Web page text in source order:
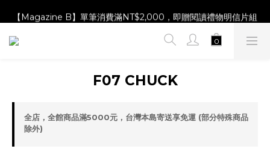
【Magazine B】單筆消費滿NT$2,000，即贈閱讀禮物明信片組
【Magazine B】單筆消費滿NT$2,000，即贈閱讀禮物明信片組
F07 CHUCK
全店，全館商品滿5000元，台灣本島寄送享免運 (部分特殊商品
除外)